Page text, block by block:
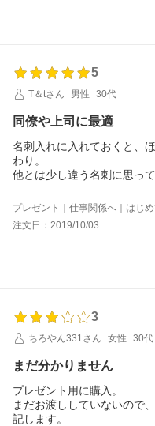
5
T＆tさん
男性 30代
同僚や上司に最適
名刺入れに入れておくと、
わり。
他とは少し違う名刺に思っ
同僚や上司のプレゼントに最
プレゼント｜仕事関係へ｜はじ
注文日：2019/10/03
3
ちろやん331さん
女性 30代
まだ分かりません
プレゼント用に購入。
まだお渡ししていないので
記します。